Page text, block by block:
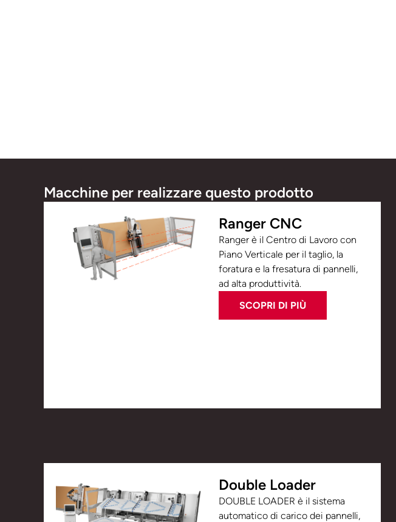
Macchine per realizzare questo prodotto
Ranger CNC
Ranger è il Centro di Lavoro con
Piano Verticale per il taglio, la
foratura e la fresatura di pannelli,
ad alta produttività.
SCOPRI DI PIÙ
Double Loader
DOUBLE LOADER è il sistema
automatico di carico dei pannelli,